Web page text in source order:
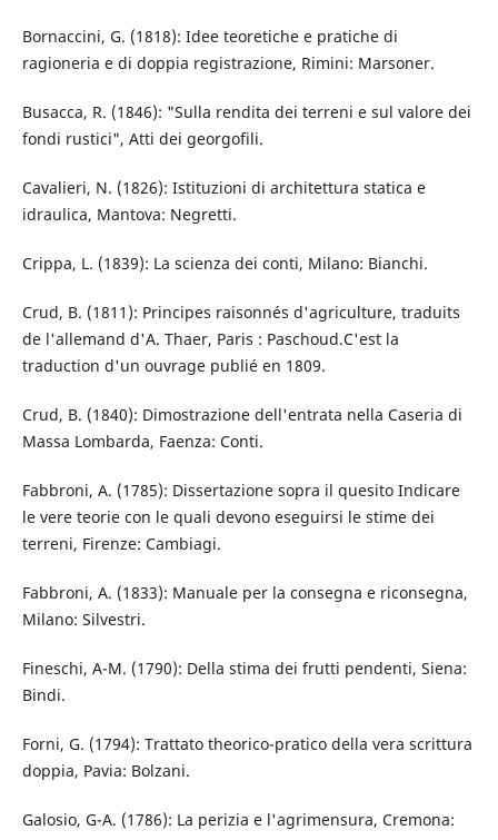
Bornaccini, G. (1818): Idee teoretiche e pratiche di
ragioneria e di doppia registrazione, Rimini: Marsoner.
Busacca, R. (1846): "Sulla rendita dei terreni e sul valore dei
fondi rustici", Atti dei georgofili.
Cavalieri, N. (1826): Istituzioni di architettura statica e
idraulica, Mantova: Negretti.
Crippa, L. (1839): La scienza dei conti, Milano: Bianchi.
Crud, B. (1811): Principes raisonnés d'agriculture, traduits
de l'allemand d'A. Thaer, Paris : Paschoud.C'est la
traduction d'un ouvrage publié en 1809.
Crud, B. (1840): Dimostrazione dell'entrata nella Caseria di
Massa Lombarda, Faenza: Conti.
Fabbroni, A. (1785): Dissertazione sopra il quesito Indicare
le vere teorie con le quali devono eseguirsi le stime dei
terreni, Firenze: Cambiagi.
Fabbroni, A. (1833): Manuale per la consegna e riconsegna,
Milano: Silvestri.
Fineschi, A-M. (1790): Della stima dei frutti pendenti, Siena:
Bindi.
Forni, G. (1794): Trattato theorico-pratico della vera scrittura
doppia, Pavia: Bolzani.
Galosio, G-A. (1786): La perizia e l'agrimensura, Cremona: